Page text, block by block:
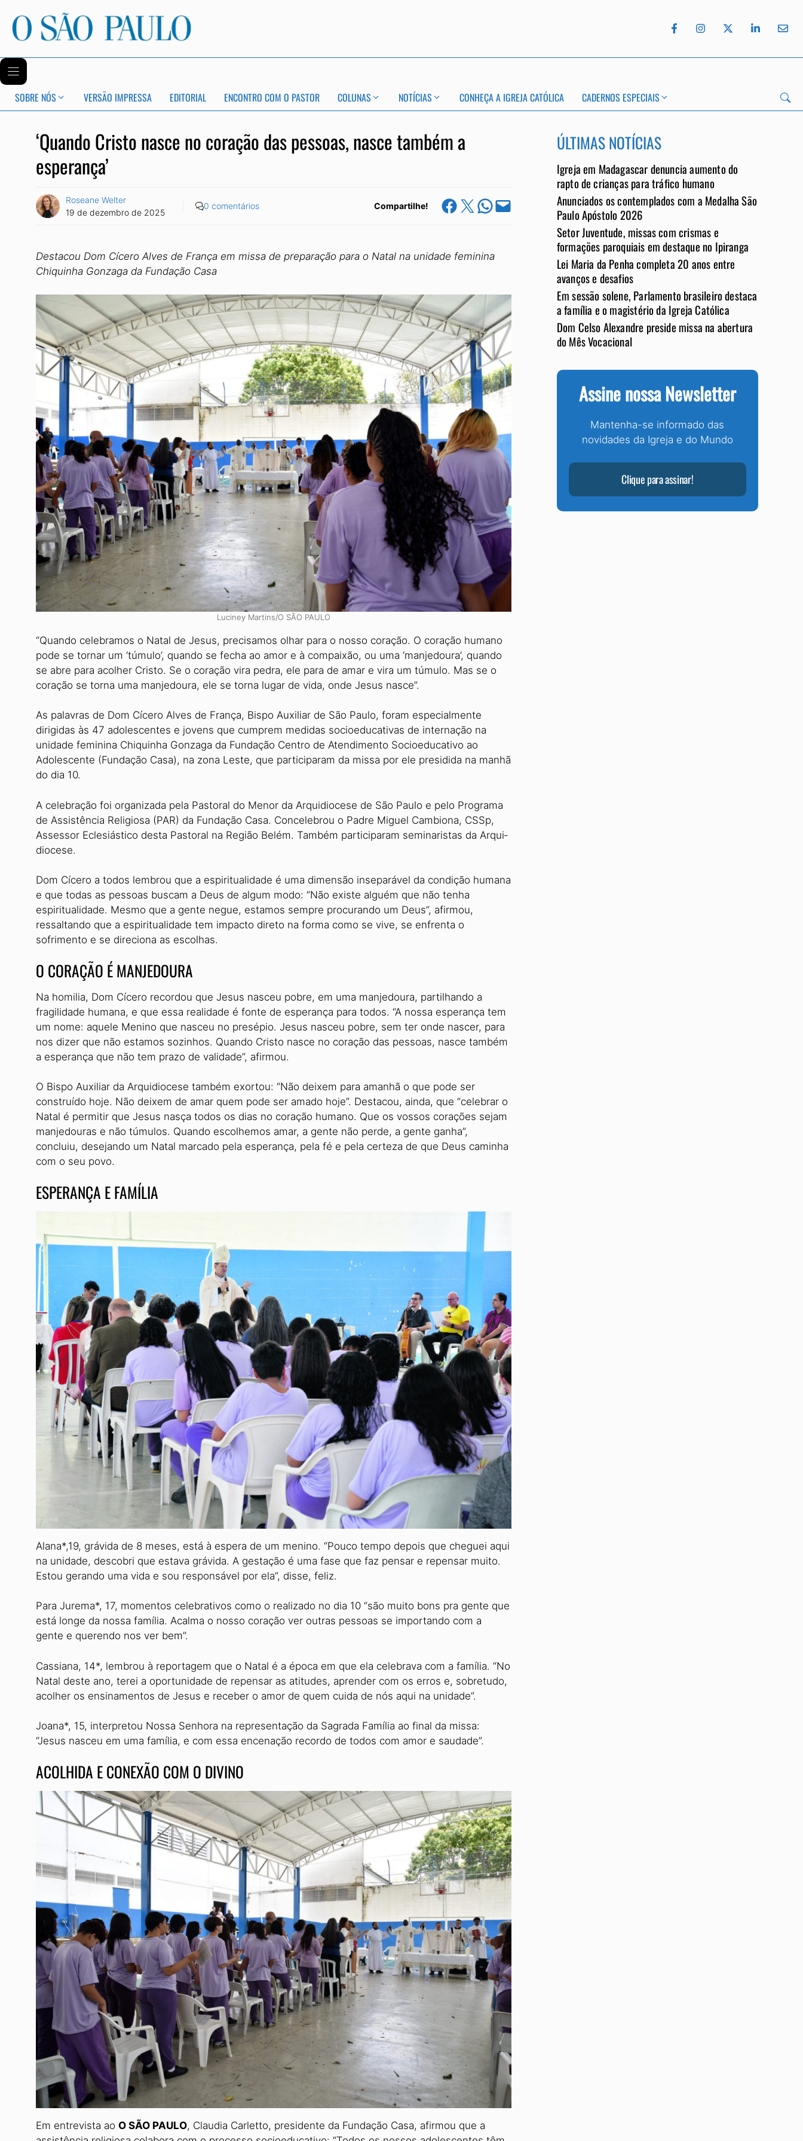
SOBRE NÓS VERSÃO IMPRESSA EDITORIAL ENCONTRO COM O PASTOR COLUNAS NOTÍCIAS CONHEÇA A IGREJA CATÓLICA CADERNOS ESPECIAIS
‘Quando Cristo nasce no coração das pessoas, nasce também a
esperança’
Roseane Welter
19 de dezembro de 2025
0 comentários Compartilhe! Share on Facebook
Share on X Share on WhatsApp
Email this Page
Destacou Dom Cícero Alves de França em missa de preparação para o Natal na unidade feminina
Chiquinha Gonzaga da Fundação Casa
Luciney Martins/O SÃO PAULO
“Quando celebramos o Natal de Jesus, precisamos olhar para o nosso coração. O coração humano
pode se tornar um ‘túmulo’, quando se fecha ao amor e à compaixão, ou uma ‘man­jedoura’, quando
se abre para acolher Cristo. Se o coração vira pedra, ele para de amar e vira um túmulo. Mas se o
coração se torna uma manjedou­ra, ele se torna lugar de vida, onde Je­sus nasce”.
As palavras de Dom Cícero Alves de França, Bispo Auxiliar de São Paulo, fo­ram especialmente
dirigidas às 47 ado­lescentes e jovens que cumprem medi­das socioeducativas de internação na
unidade feminina Chiquinha Gonzaga da Fundação Centro de Atendimento Socioeducativo ao
Adolescente (Fun­dação Casa), na zona Leste, que parti­ciparam da missa por ele presidida na manhã
do dia 10.
A celebração foi organizada pela Pastoral do Menor da Arquidiocese de São Paulo e pelo Programa
de Assistên­cia Religiosa (PAR) da Fundação Casa. Concelebrou o Padre Miguel Cambio­na, CSSp,
Assessor Eclesiástico desta Pastoral na Região Belém. Também participaram seminaristas da Arqui­
diocese.
Dom Cícero a todos lembrou que a espiritualidade é uma dimensão in­separável da condição humana
e que todas as pessoas buscam a Deus de algum modo: “Não existe alguém que não tenha
espiritualidade. Mesmo que a gente negue, estamos sempre procu­rando um Deus”, afirmou,
ressaltando que a espiritualidade tem impacto direto na forma como se vive, se en­frenta o
sofrimento e se direciona as escolhas.
O CORAÇÃO É MANJEDOURA
Na homilia, Dom Cícero recor­dou que Jesus nasceu pobre, em uma manjedoura, partilhando a
fragilidade humana, e que essa realidade é fonte de esperança para todos. “A nossa es­perança tem
um nome: aquele Menino que nasceu no presépio. Jesus nasceu pobre, sem ter onde nascer, para
nos dizer que não estamos sozinhos. Quan­do Cristo nasce no coração das pessoas, nasce também
a esperança que não tem prazo de validade”, afirmou.
O Bispo Auxiliar da Arquidiocese também exortou: “Não deixem para amanhã o que pode ser
construído hoje. Não deixem de amar quem pode ser amado hoje”. Destacou, ainda, que “ce­lebrar o
Natal é permitir que Jesus nasça todos os dias no coração humano. Que os vossos corações sejam
manjedouras e não túmulos. Quando escolhemos amar, a gente não perde, a gente ganha”,
concluiu, desejando um Natal marcado pela esperança, pela fé e pela certeza de que Deus caminha
com o seu povo.
ESPERANÇA E FAMÍLIA
Alana*,19, grávida de 8 meses, está à espera de um menino. “Pouco tempo depois que cheguei aqui
na unidade, descobri que estava grávida. A gestação é uma fase que faz pensar e repensar muito.
Estou gerando uma vida e sou responsável por ela”, disse, feliz.
Para Jurema*, 17, momentos cele­brativos como o realizado no dia 10 “são muito bons pra gente que
está longe da nossa família. Acalma o nos­so coração ver outras pessoas se im­portando com a
gente e querendo nos ver bem”.
Cassiana, 14*, lembrou à reporta­gem que o Natal é a época em que ela celebrava com a família. “No
Natal des­te ano, terei a oportunidade de repen­sar as atitudes, aprender com os erros e, sobretudo,
acolher os ensinamentos de Jesus e receber o amor de quem cuida de nós aqui na unidade”.
Joana*, 15, interpretou Nossa Se­nhora na representação da Sagrada Família ao final da missa:
“Jesus nasceu em uma família, e com essa encenação recordo de todos com amor e saudade”.
ACOLHIDA E CONEXÃO COM O DIVINO
Em entrevista ao O SÃO PAULO, Claudia Carletto, presidente da Fun­dação Casa, afirmou que a
ÚLTIMAS NOTÍCIAS
Igreja em Madagascar denuncia aumento do
rapto de crianças para tráfico humano
Anunciados os contemplados com a Medalha São
Paulo Apóstolo 2026
Setor Juventude, missas com crismas e
formações paroquiais em destaque no Ipiranga
Lei Maria da Penha completa 20 anos entre
avanços e desafios
Em sessão solene, Parlamento brasileiro destaca
a família e o magistério da Igreja Católica
Dom Celso Alexandre preside missa na abertura
do Mês Vocacional
Assine nossa Newsletter
Mantenha-se informado das
novidades da Igreja e do Mundo
Clique para assinar!